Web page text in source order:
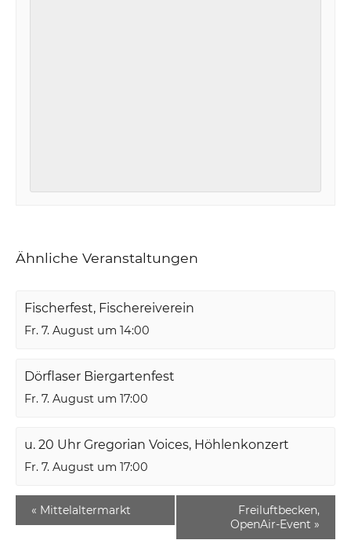
Ähnliche Veranstaltungen
Fischerfest, Fischereiverein
Fr. 7. August um 14:00
Dörflaser Biergartenfest
Fr. 7. August um 17:00
u. 20 Uhr Gregorian Voices, Höhlenkonzert
Fr. 7. August um 17:00
« Mittelaltermarkt
Freiluftbecken,
OpenAir-Event »